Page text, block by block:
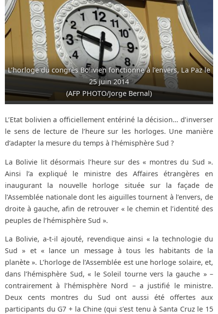
L’horloge du congrès Bolivien fonctionne à l’envers, La Paz le
25 juin 2014
(AFP PHOTO/Jorge Bernal)
L’Etat bolivien a officiellement entériné la décision… d’inverser
le sens de lecture de l’heure sur les horloges. Une manière
d’adapter la mesure du temps à l’hémisphère Sud ?
La Bolivie lit désormais l’heure sur des « montres du Sud ».
Ainsi l’a expliqué le ministre des Affaires étrangères en
inaugurant la nouvelle horloge située sur la façade de
l’Assemblée nationale dont les aiguilles tournent à l’envers, de
droite à gauche, afin de retrouver « le chemin et l’identité des
peuples de l’hémisphère Sud ».
La Bolivie, a-t-il ajouté, revendique ainsi « la technologie du
Sud » et « lance un message à tous les habitants de la
planète ». L’horloge de l’Assemblée est une horloge solaire, et,
dans l’hémisphère Sud, « le Soleil tourne vers la gauche » –
contrairement à l’hémisphère Nord – a justifié le ministre.
Deux cents montres du Sud ont aussi été offertes aux
participants du G7 + la Chine (qui s’est tenu à Santa Cruz le 15